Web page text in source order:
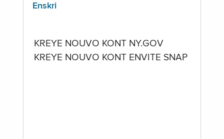
Enskri
KREYE NOUVO KONT NY.GOV
KREYE NOUVO KONT ENVITE SNAP